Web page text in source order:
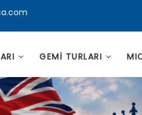
GEMİ TURLARI